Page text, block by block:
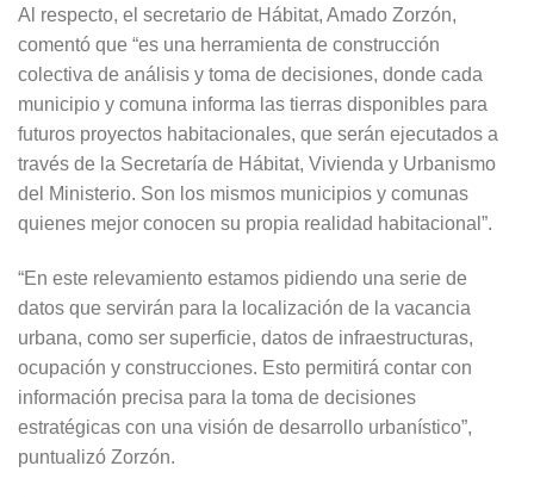
Al respecto, el secretario de Hábitat, Amado Zorzón,
comentó que “es una herramienta de construcción
colectiva de análisis y toma de decisiones, donde cada
municipio y comuna informa las tierras disponibles para
futuros proyectos habitacionales, que serán ejecutados a
través de la Secretaría de Hábitat, Vivienda y Urbanismo
del Ministerio. Son los mismos municipios y comunas
quienes mejor conocen su propia realidad habitacional”.
“En este relevamiento estamos pidiendo una serie de
datos que servirán para la localización de la vacancia
urbana, como ser superficie, datos de infraestructuras,
ocupación y construcciones. Esto permitirá contar con
información precisa para la toma de decisiones
estratégicas con una visión de desarrollo urbanístico”,
puntualizó Zorzón.